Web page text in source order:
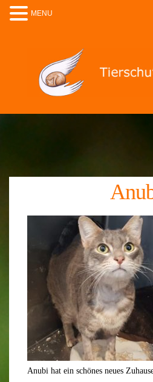
Anubi hat ein schönes neues
MENU